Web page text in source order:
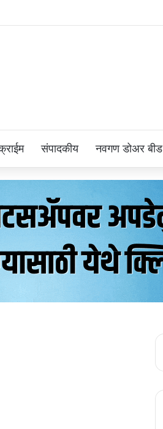
संपादकीय नवगण डोअर बीड